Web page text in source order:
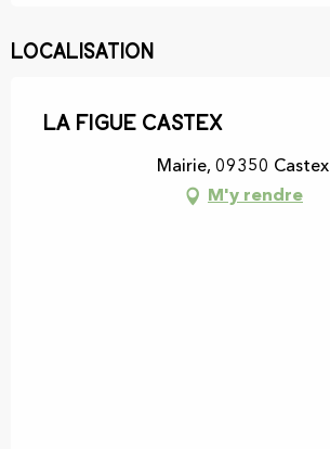
Localisation
La Figue Castex
Mairie, 09350 Castex
M'y rendre